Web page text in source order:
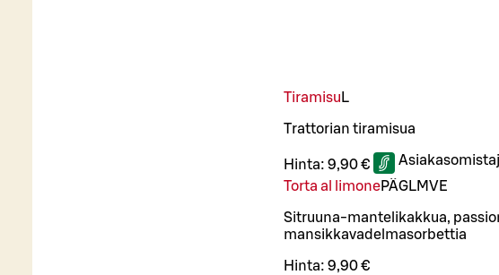
Tiramisu L
Trattorian tiramisua
Hinta: 9,90 €
Torta al limonePÄGLMVE
Sitruuna-mantelikakkua,
mansikkavadelmasorbettia
Hinta: 9,90 €